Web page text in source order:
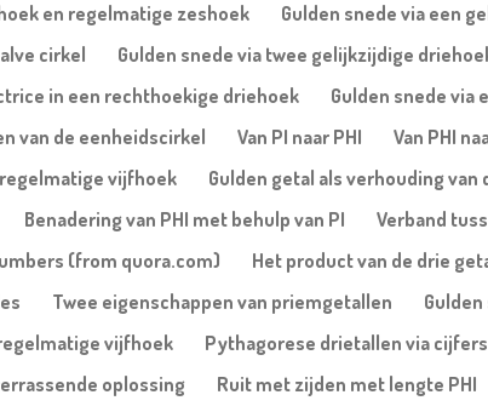
en regelmatige zeshoek
Gulden snede via een
cirkel
Gulden snede via twee gelijkzijdige
in een rechthoekige driehoek
Gulden snede via
van de eenheidscirkel
Van PI naar PHI Van PHI
vijfhoek
Gulden getal als verhouding
Benadering van PHI met behulp van PI Verband
(from quora.com)
Het product van de drie
Twee eigenschappen van priemgetallen
vijfhoek
Pythagorese drietallen via
oplossing
Ruit met zijden met lengte PHI